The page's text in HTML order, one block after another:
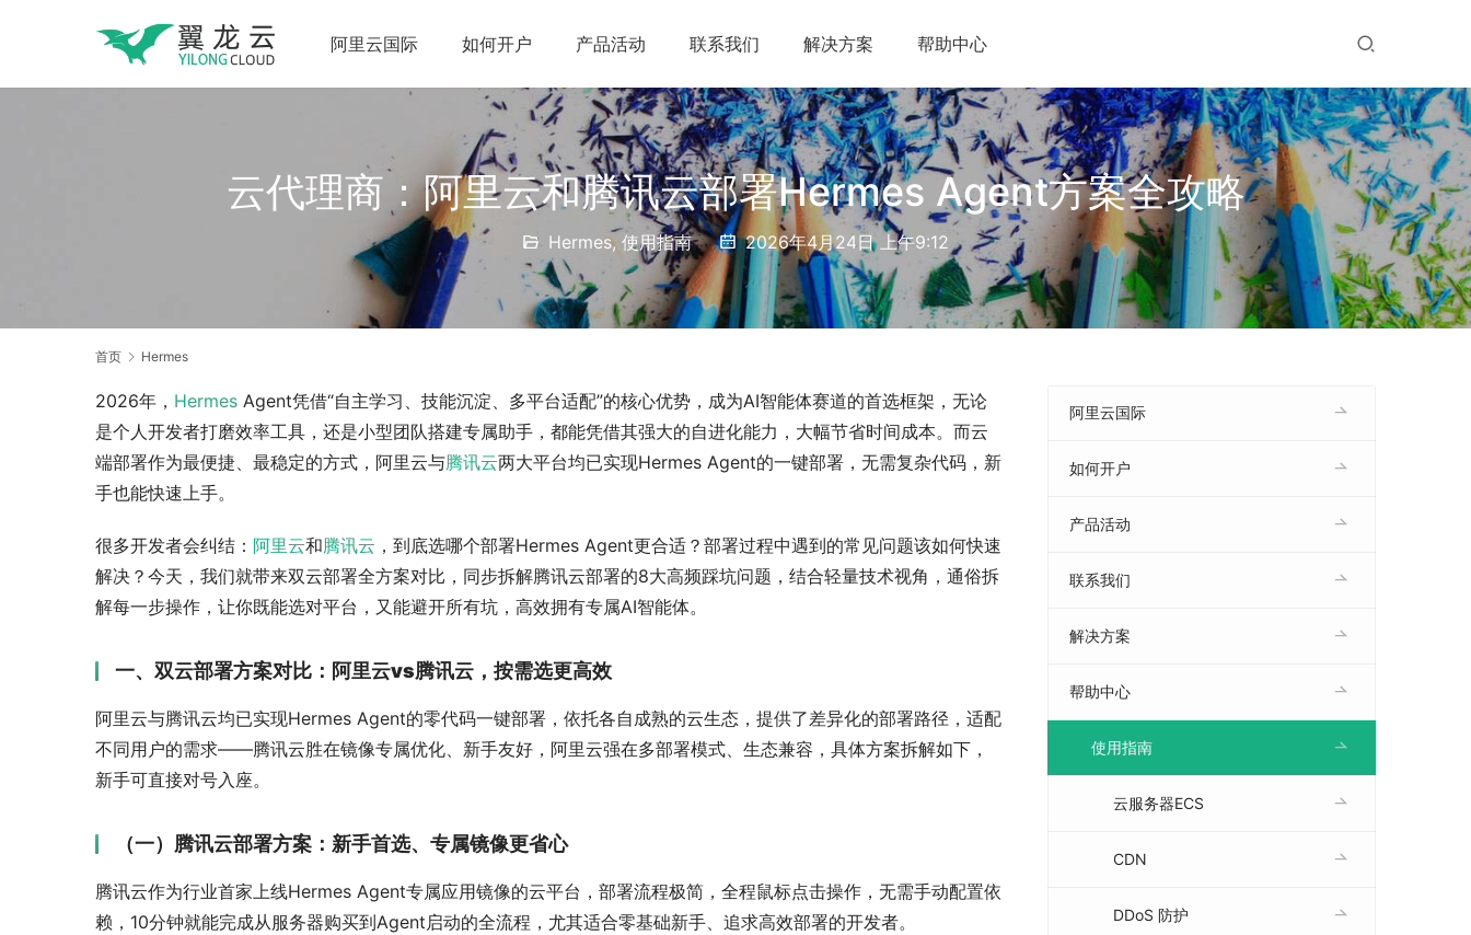
阿里云国际 如何开户 产品活动 联系我们 解决方案 帮助中心
云代理商：阿里云和腾讯云部署Hermes Agent方案全攻略
Hermes, 使用指南 2026年4月24日 上午9:12
首页 Hermes
2026年， Hermes Agent凭借“自主学习、技能沉淀、多平台适配”的核心优势，成为AI智能体赛道的首选框架，无论
是个人开发者打磨效率工具，还是小型团队搭建专属助手，都能凭借其强大的自进化能力，大幅节省时间成本。而云
端部署作为最便捷、最稳定的方式，阿里云与腾讯云两大平台均已实现Hermes Agent的一键部署，无需复杂代码，新
手也能快速上手。
很多开发者会纠结： 阿里云和腾讯云 ，到底选哪个部署Hermes Agent更合适？部署过程中遇到的常见问题该如何快速
解决？今天，我们就带来双云部署全方案对比，同步拆解腾讯云部署的8大高频踩坑问题，结合轻量技术视角，通俗拆
解每一步操作，让你既能选对平台，又能避开所有坑，高效拥有专属AI智能体。
一、双云部署方案对比：阿里云vs腾讯云，按需选更高效
阿里云与腾讯云均已实现Hermes Agent的零代码一键部署，依托各自成熟的云生态，提供了差异化的部署路径，适配
不同用户的需求——腾讯云胜在镜像专属优化、新手友好，阿里云强在多部署模式、生态兼容，具体方案拆解如下，
新手可直接对号入座。
（一）腾讯云部署方案：新手首选、 专属镜像更省心
腾讯云作为行业首家上线Hermes Agent专属应用镜像的云平台，部署流程极简，全程鼠标点击操作，无需手动配置依
赖，10分钟就能完成从服务器购买到Agent启动的全流程，尤其适合零基础新手、追求高效部署的开发者。
阿里云国际
如何开户
产品活动
联系我们
解决方案
帮助中心
使用指南
云服务器ECS
CDN
DDoS 防护